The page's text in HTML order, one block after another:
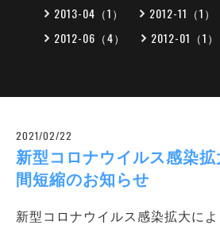
2013-04（1）
2012-11（1）
2012-06（4）
2012-01（1）
2021/02/22
新型コロナウイルス感染
間短縮のお知らせ
新型コロナウイルス感染拡大に